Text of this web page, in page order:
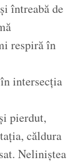
întreabă de
respiră în
intersecția
pierdut,
căldura
Neliniștea